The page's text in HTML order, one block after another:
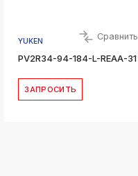
YUKEN Сравнить
PV2R34-94-184-L-REAA-31
ЗАПРОСИТЬ